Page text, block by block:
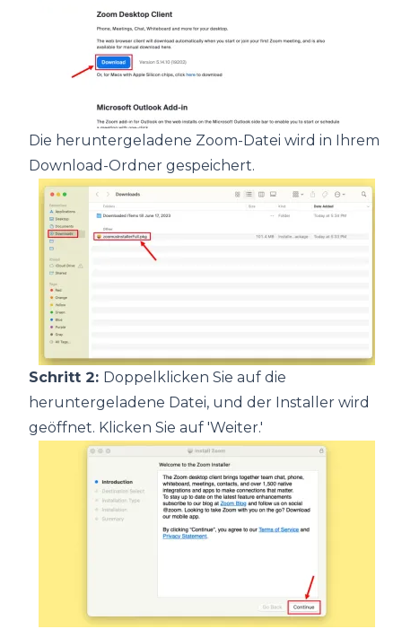
Die heruntergeladene Zoom-Datei wird in Ihrem
Download-Ordner gespeichert.
Schritt 2: Doppelklicken Sie auf die
heruntergeladene Datei, und der Installer wird
geöffnet. Klicken Sie auf 'Weiter.'